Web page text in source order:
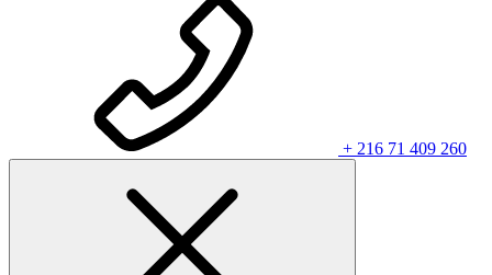
+ 216 71 409 260